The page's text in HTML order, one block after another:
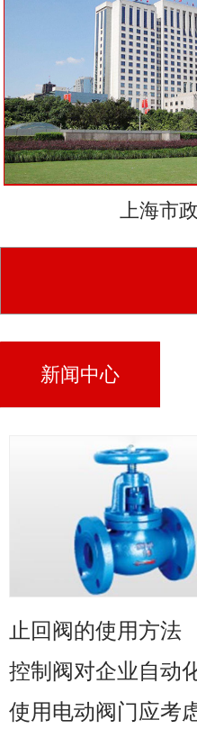
上海市
新闻中心
止回阀的使用方法
控制阀对企业自动
使用电动阀门应考